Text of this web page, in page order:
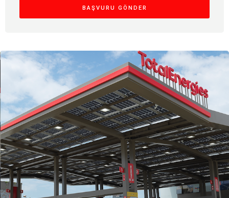
BAŞVURU GÖNDER